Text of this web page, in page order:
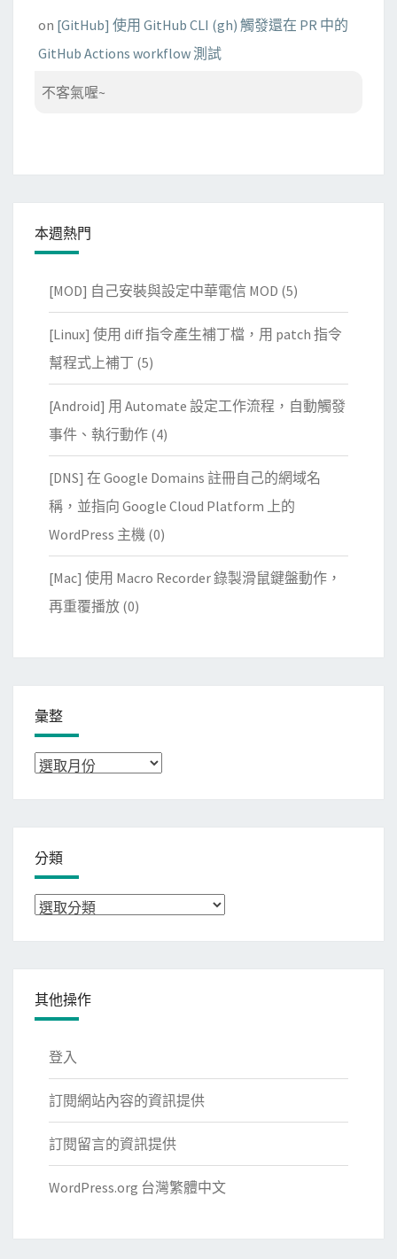
on [GitHub] 使用 GitHub CLI (gh) 觸發還在 PR 中的
GitHub Actions workflow 測試
不客氣喔~
本週熱門
[MOD] 自己安裝與設定中華電信 MOD (5)
[Linux] 使用 diff 指令產生補丁檔，用 patch 指令
幫程式上補丁 (5)
[Android] 用 Automate 設定工作流程，自動觸發
事件、執行動作 (4)
[DNS] 在 Google Domains 註冊自己的網域名
稱，並指向 Google Cloud Platform 上的
WordPress 主機 (0)
[Mac] 使用 Macro Recorder 錄製滑鼠鍵盤動作，
再重覆播放 (0)
彙整
彙
分類
分
其他操作
登入
訂閱網站內容的資訊提供
訂閱留言的資訊提供
WordPress.org 台灣繁體中文